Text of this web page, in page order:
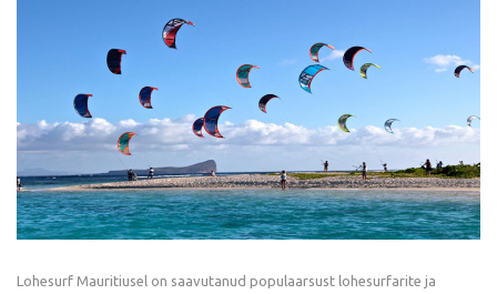
Lohesurf Mauritiusel on saavutanud populaarsust lohesurfarite ja